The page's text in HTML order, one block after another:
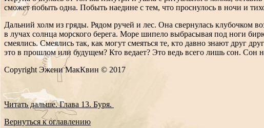
сможет побыть одна. Побыть наедине с тем, что проснулось в ночи и
Дальний холм из гряды. Рядом ручей и лес. Она свернулась клубочком
в лучах солнца морского берега. Море шипело выбрасывая под ноги
смеялись. Смеялись так, как могут смеяться те, кто давно знают друг
это в прошлом или будущем? Кто ведает? Это ведь всего лишь сон. Сон
Copyright Эжени МакКвин © 2017
Читать дальше. Глава 13. Буря.
Вернуться к оглавлению